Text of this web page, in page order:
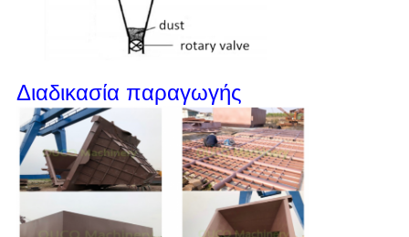
Διαδικασία παραγωγής